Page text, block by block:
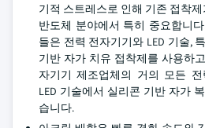
기적 스트레스로 인해 기존 접착
반도체 분야에서 특히 중요합니
들은 전력 전자기기와 LED 기술,
기반 자가 치유 접착제를 사용하
자기기 제조업체의 거의 모든
LED 기술에서 실리콘 기반 자가
습니다.